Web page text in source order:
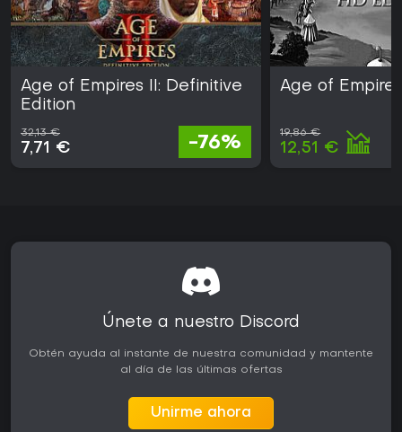
Age of Empires II: Definitive
Edition
32,13 €
7,71 € -76%
Age of
19,86 €
12,51 €
Únete a nuestro Discord
Obtén ayuda al instante de nuestra comunidad y mantente
al día de las últimas ofertas
Unirme ahora